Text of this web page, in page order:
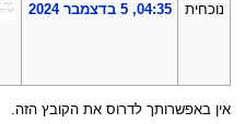
נוכחית 04:35, 5 בדצמבר 2024
אין באפשרותך לדרוס את הקובץ הזה.